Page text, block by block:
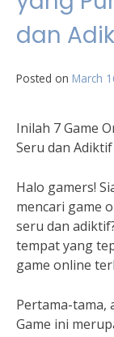
dan
Posted on March
Inilah 7 Game
Seru dan Adiktif
Halo gamers!
mencari game
seru dan
tempat yang
game online
Pertama-tama,
Game ini